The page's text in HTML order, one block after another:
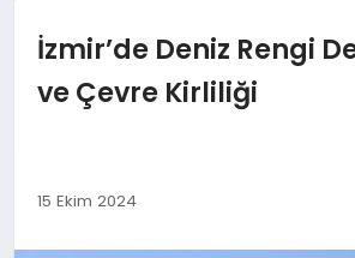
DÜNYA
EKONOMI
İzmir’de Deniz Rengi
ve Çevre Kirliliği
15 Ekim 2024